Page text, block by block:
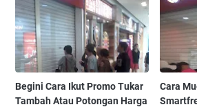
Begini Cara Ikut Promo Tukar
Tambah Atau Potongan Harga
Cara